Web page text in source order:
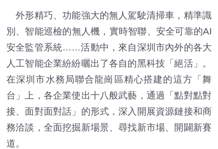
外形精巧、功能強大的無人駕駛清掃車，精準識
別、智能巡檢的無人機，實時智聯、安全可靠的AI
安全監管系統……活動中，來自深圳市內外的各大
人工智能企業紛紛曬出了各自的黑科技「絕活」。
在深圳市水務局聯合龍崗區精心搭建的這方「舞
台」上，各企業使出十八般武藝，通過「點對點對
接、面對面對話」的形式，深入開展資源鏈接和商
務洽談，全面挖掘新場景、尋找新市場、開闢新賽
道。